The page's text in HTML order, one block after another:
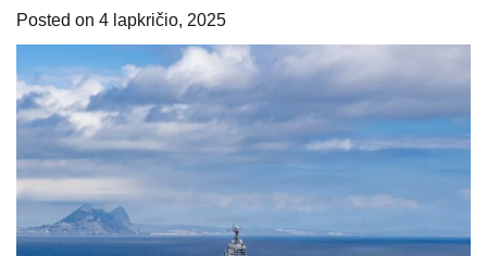
Posted on 4 lapkričio, 2025